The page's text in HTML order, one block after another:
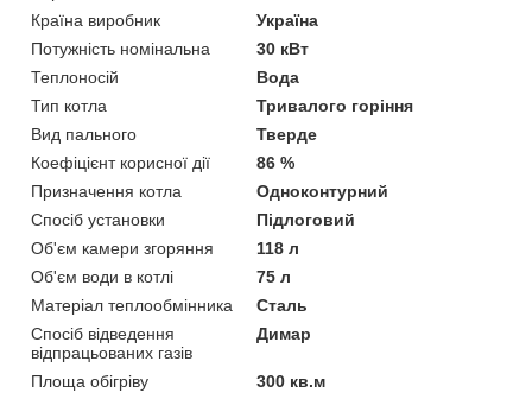
Країна виробник
Україна
Потужність номінальна
30 кВт
Теплоносій
Вода
Тип котла
Тривалого горіння
Вид пального
Тверде
Коефіцієнт корисної дії
86 %
Призначення котла
Одноконтурний
Спосіб установки
Підлоговий
Об'єм камери згоряння
118 л
Об'єм води в котлі
75 л
Матеріал теплообмінника
Сталь
Спосіб відведення
відпрацьованих газів
Димар
Площа обігріву
300 кв.м